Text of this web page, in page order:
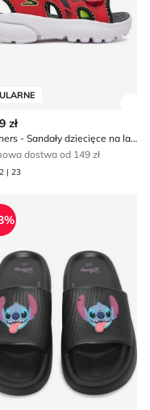
zł
Skechers - Sandały dziecięce na lato
dostwa od 149 zł
| 23
wiosnę
dziecięce na zimę